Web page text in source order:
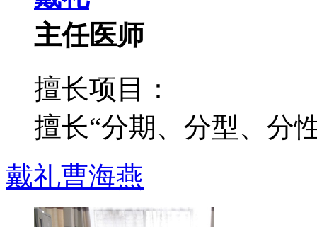
主任医师
擅长项目：
擅长“分期、分型、分
戴礼曹海燕